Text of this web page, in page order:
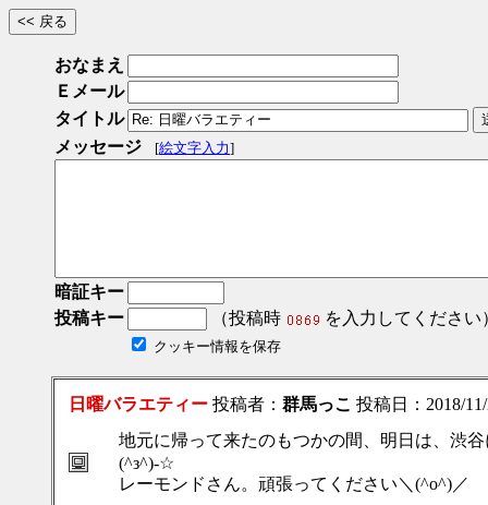
おなまえ
Ｅメール
タイトル
メッセージ
[絵文字入力]
暗証キー
投稿キー
（投稿時 を入力してください
クッキー情報を保存
日曜バラエティー 投稿者： 群馬っこ 投稿日：2018/
地元に帰って来たのもつかの間、明日は、渋
(^з^)-☆
レーモンドさん。頑張ってください＼(^o^)／